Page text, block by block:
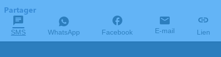
Partager
SMS WhatsApp Facebook E-mail Lien